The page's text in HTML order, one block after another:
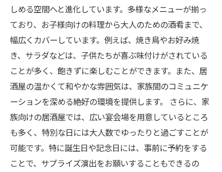
しめる空間へと進化しています。多様なメニューが揃っ
ており、お子様向けの料理から大人のための酒肴まで、
幅広くカバーしています。例えば、焼き鳥やお好み焼
き、サラダなどは、子供たちが喜ぶ味付けがされている
ことが多く、飽きずに楽しむことができます。また、居
酒屋の温かくて和やかな雰囲気は、家族間のコミュニケ
ーションを深める絶好の環境を提供します。 さらに、家
族向けの居酒屋では、広い宴会場を用意しているところ
も多く、特別な日には大人数でゆったりと過ごすことが
可能です。特に誕生日や記念日には、事前に予約をする
ことで、サプライズ演出をお願いすることもできるの